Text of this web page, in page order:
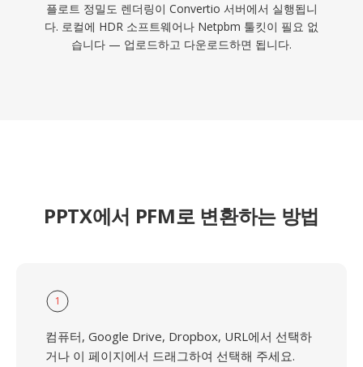
플로트 정밀도 렌더링이 Convertio 서버에서 실행됩니
다. 로컬에 HDR 소프트웨어나 Netpbm 툴킷이 필요 없
습니다 — 업로드하고 다운로드하면 됩니다.
PPTX에서 PFM로 변환하는 방법
1
컴퓨터, Google Drive, Dropbox, URL에서 선택하
거나 이 페이지에서 드래그하여 선택해 주세요.